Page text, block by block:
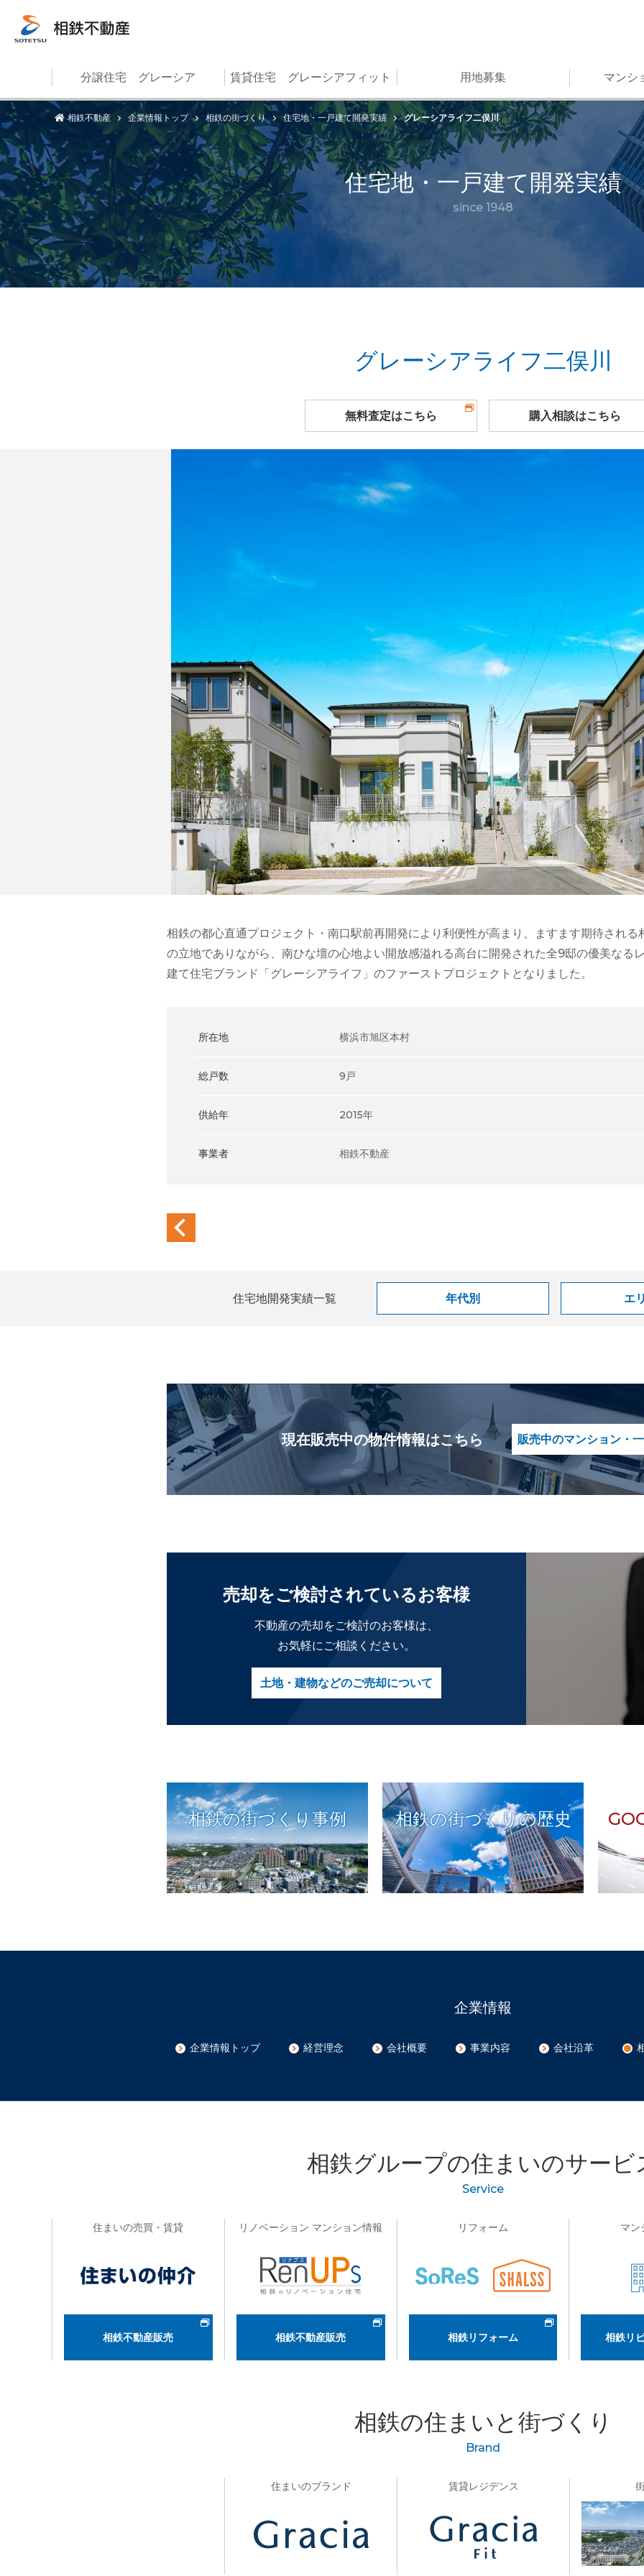
分譲住宅 グレーシア 賃貸住宅 グレーシアフィット 用地募集 マンシ
相鉄不動産 企業情報トップ 相鉄の街づくり 住宅地・一戸建て開発実績 グレーシアライフ二俣川
住宅地・一戸建て開発実績
since 1948
グレーシアライフ二俣川
無料査定はこちら 購入相談はこちら
相鉄の都心直通プロジェクト・南口駅前再開発により利便性が高まり、ますます期待され
の立地でありながら、南ひな壇の心地よい開放感溢れる高台に開発された全9邸の優美なる
建て住宅ブランド「グレーシアライフ」のファーストプロジェクトとなりました。
所在地 横浜市旭区本村
総戸数 9戸
供給年 2015年
事業者 相鉄不動産
住宅地開発実績一覧 年代別 エ
現在販売中の物件情報はこちら 販売中のマンション・
売却をご検討されているお客様
不動産の売却をご検討のお客様は、
お気軽にご相談ください。
土地・建物などのご売却について
相鉄の街づくり事例 相鉄の街づくりの歴史
企業情報
企業情報トップ 経営理念 会社概要 事業内容 会社沿革
相鉄グループの住まいのサービ
Service
住まいの売買・賃貸
相鉄不動産販売
リノベーション マンション情報
相鉄不動産販売
リフォーム
相鉄リフォーム
マン
相鉄リ
相鉄の住まいと街づくり
Brand
住まいのブランド 賃貸レジデンス